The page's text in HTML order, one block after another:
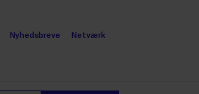
Nyhedsbreve Netværk